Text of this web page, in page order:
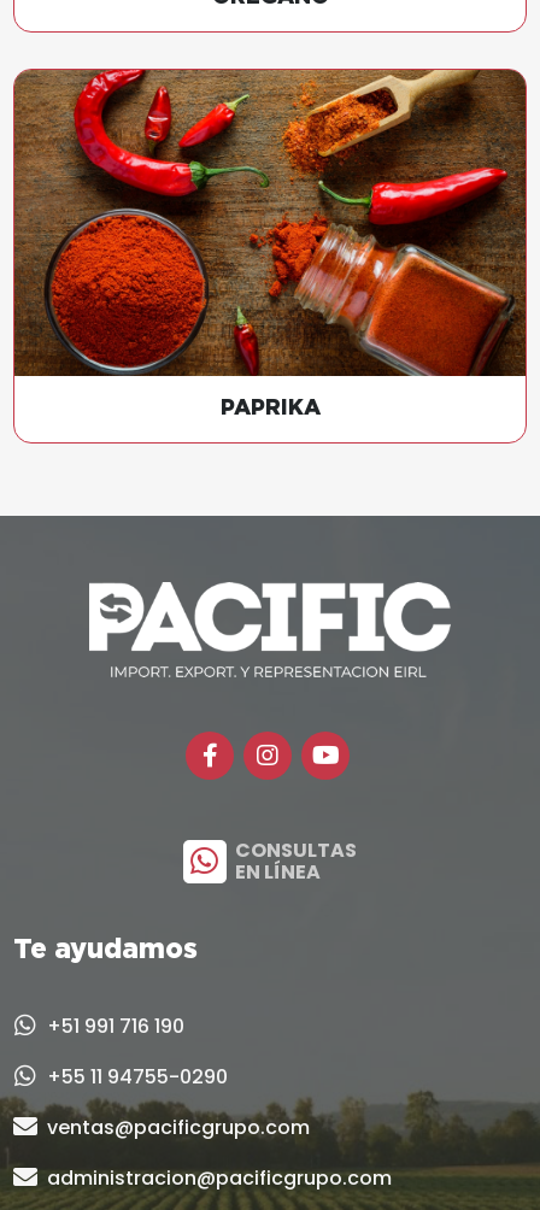
PAPRIKA
CONSULTAS
EN LÍNEA
Te ayudamos
+51 991 716 190
+55 11 94755-0290
ventas@pacificgrupo.com
administracion@pacificgrupo.com